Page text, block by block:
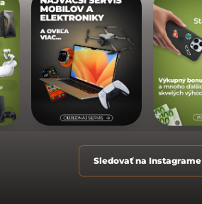
Sledovať na Instagrame